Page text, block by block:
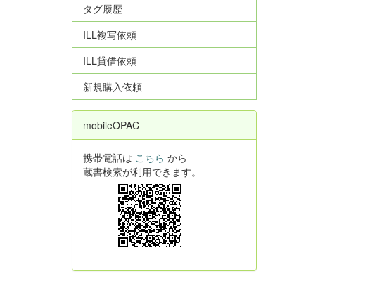
タグ履歴
ILL複写依頼
ILL貸借依頼
新規購入依頼
mobileOPAC
携帯電話は こちら から
蔵書検索が利用できます。